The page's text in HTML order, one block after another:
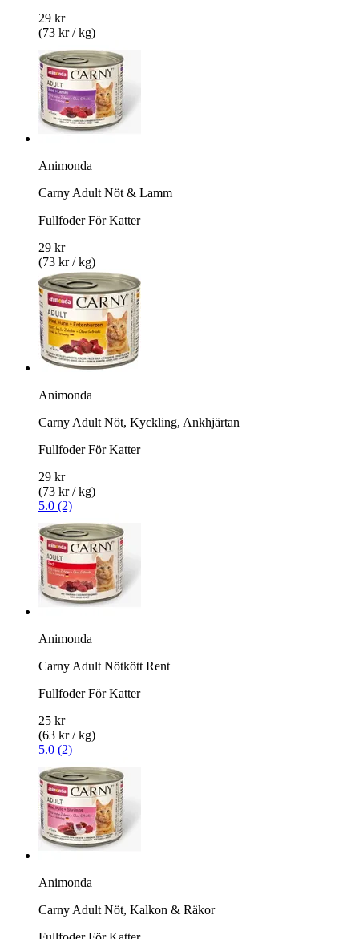
29 kr
(73 kr / kg)
Animonda
Carny Adult Nöt & Lamm
Fullfoder För Katter
29 kr
(73 kr / kg)
Animonda
Carny Adult Nöt, Kyckling, Ankhjärtan
Fullfoder För Katter
29 kr
(73 kr / kg)
5.0 (2)
Animonda
Carny Adult Nötkött Rent
Fullfoder För Katter
25 kr
(63 kr / kg)
5.0 (2)
Animonda
Carny Adult Nöt, Kalkon & Räkor